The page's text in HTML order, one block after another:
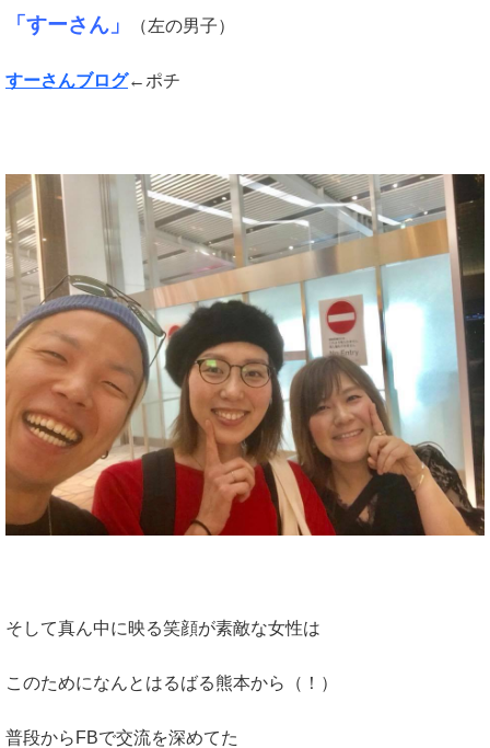
「すーさん」 （左の男子）
すーさんブログ←ポチ
そして真ん中に映る笑顔が素敵な女性は
このためになんとはるばる熊本から（！）
普段からFBで交流を深めてた